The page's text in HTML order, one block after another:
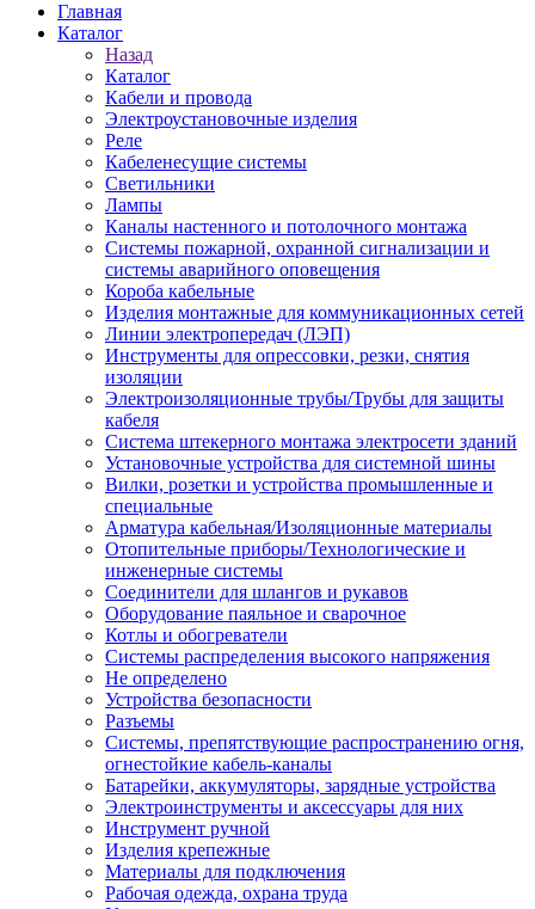
Главная
Каталог
Назад
Каталог
Кабели и провода
Электроустановочные изделия
Реле
Кабеленесущие системы
Светильники
Лампы
Каналы настенного и потолочного монтажа
Системы пожарной, охранной сигнализации и
системы аварийного оповещения
Короба кабельные
Изделия монтажные для коммуникационных сетей
Линии электропередач (ЛЭП)
Инструменты для опрессовки, резки, снятия
изоляции
Электроизоляционные трубы/Трубы для защиты
кабеля
Система штекерного монтажа электросети зданий
Установочные устройства для системной шины
Вилки, розетки и устройства промышленные и
специальные
Арматура кабельная/Изоляционные материалы
Отопительные приборы/Технологические и
инженерные системы
Соединители для шлангов и рукавов
Оборудование паяльное и сварочное
Котлы и обогреватели
Системы распределения высокого напряжения
Не определено
Устройства безопасности
Разъемы
Системы, препятствующие распространению огня,
огнестойкие кабель-каналы
Батарейки, аккумуляторы, зарядные устройства
Электроинструменты и аксессуары для них
Инструмент ручной
Изделия крепежные
Материалы для подключения
Рабочая одежда, охрана труда